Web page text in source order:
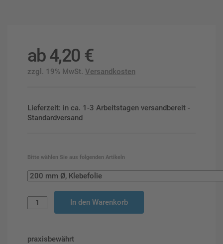
ab4,20 €
zzgl. 19% MwSt. Versandkosten
Lieferzeit: in ca. 1-3 Arbeitstagen versandbereit -
Standardversand
Bitte wählen Sie aus folgenden Artikeln
In den Warenkorb
praxisbewährt